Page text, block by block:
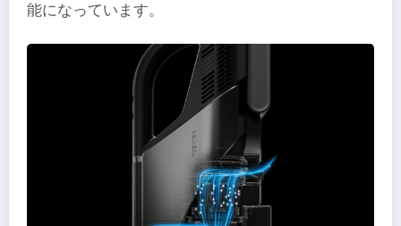
能になっています。